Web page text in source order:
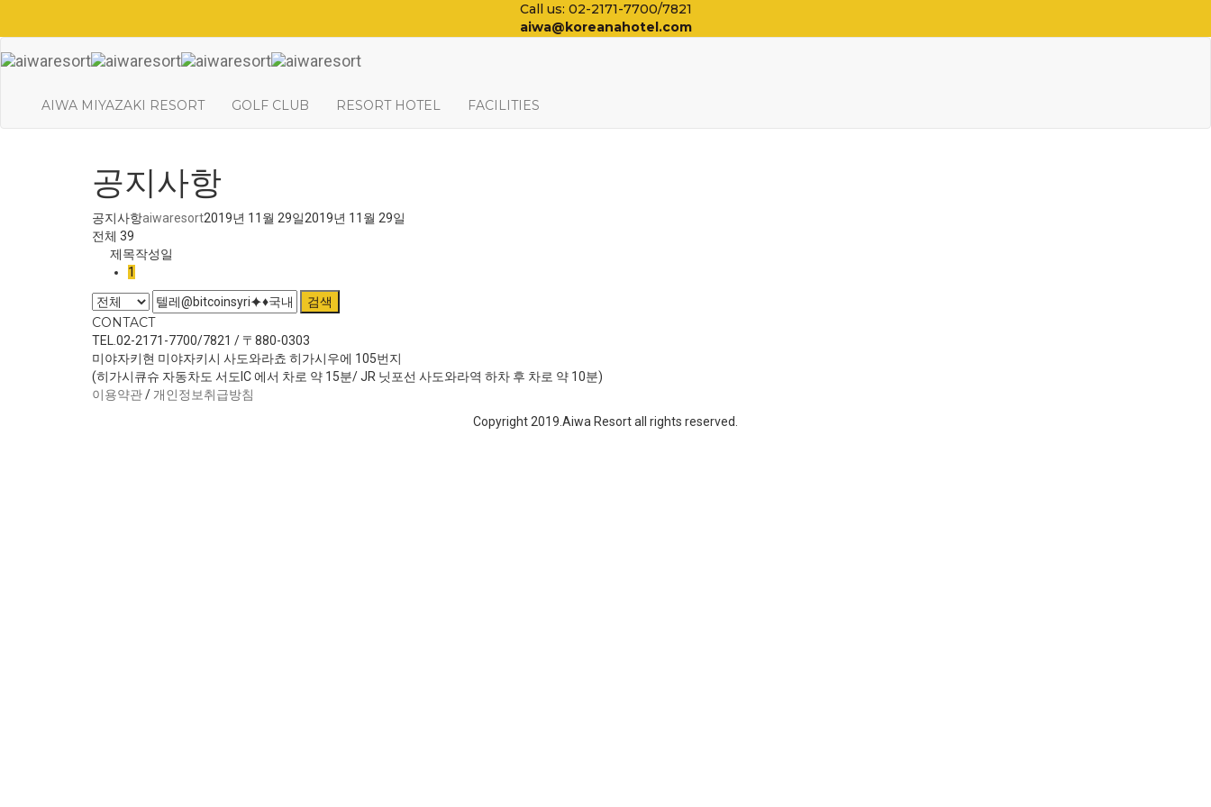
Call us: 02-2171-7700/7821
aiwa@koreanahotel.com
AIWA MIYAZAKI RESORT GOLF CLUB RESORT HOTEL FACILITIES
공지사항
공지사항aiwaresort2019년 11월 29일2019년 11월 29일
전체 39
제목작성일
1
검색
CONTACT
TEL.02-2171-7700/7821 / 〒880-0303
미야자키현 미야자키시 사도와라쵸 히가시우에 105번지
(히가시큐슈 자동차도 서도IC 에서 차로 약 15분/ JR 닛포선 사도와라역 하차 후 차로 약 10분)
이용약관/ 개인정보취급방침
Copyright 2019.Aiwa Resort all rights reserved.